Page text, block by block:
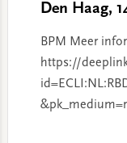
Den Haag,
BPM Meer
https://